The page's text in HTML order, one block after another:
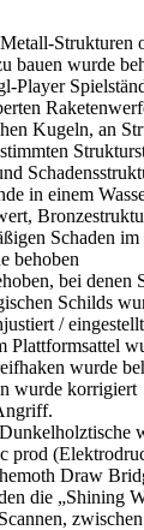
Strukturen
bauen wurde
Player
Kugeln, an
in einem
Schaden
behoben
bei
Schilds
/ eingestellt
wurde
wurde korrigiert
prod
Draw
die „Shining